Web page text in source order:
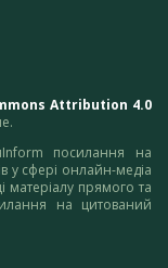
Attribution 4.0
посилання на
у сфері онлайн-медіа
прямого та
на цитований